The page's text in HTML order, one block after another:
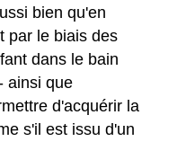
bien qu'en
par le biais des
dans le bain
ainsi que
d'acquérir la
s'il est issu d'un